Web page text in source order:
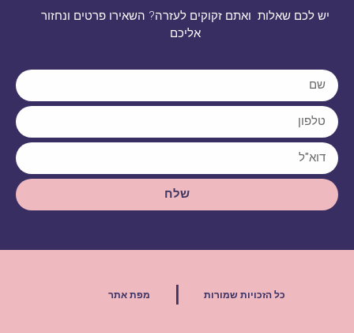
יש לכם שאלות ואתם זקוקים לעזרה? השאירו פרטים ונחזור
אליכם
שלח
כל הזכויות שמורות | מפת אתר